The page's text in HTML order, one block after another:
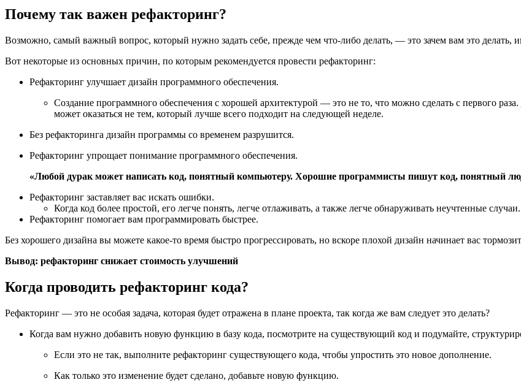
Почему так важен рефакторинг?
Возможно, самый важный вопрос, который нужно задать себе, прежде чем что-либо делать, — это зачем вам это делать,
Вот некоторые из основных причин, по которым рекомендуется провести рефакторинг:
Рефакторинг улучшает дизайн программного обеспечения.
Создание программного обеспечения с хорошей архитектурой — это не то, что можно сделать с первого
может оказаться не тем, который лучше всего подходит на следующей неделе.
Без рефакторинга дизайн программы со временем разрушится.
Рефакторинг упрощает понимание программного обеспечения.
«Любой дурак может написать код, понятный компьютеру. Хорошие программисты пишут код, понятный
Рефакторинг заставляет вас искать ошибки.
Когда код более простой, его легче понять, легче отлаживать, а также легче обнаруживать неучтенные случаи.
Рефакторинг помогает вам программировать быстрее.
Без хорошего дизайна вы можете какое-то время быстро прогрессировать, но вскоре плохой дизайн начинает вас
Вывод: рефакторинг снижает стоимость улучшений
Когда проводить рефакторинг кода?
Рефакторинг — это не особая задача, которая будет отражена в плане проекта, так когда же вам следует это делать?
Когда вам нужно добавить новую функцию в базу кода, посмотрите на существующий код и подумайте,
Если это не так, выполните рефакторинг существующего кода, чтобы упростить это новое дополнение.
Как только это изменение будет сделано, добавьте новую функцию.